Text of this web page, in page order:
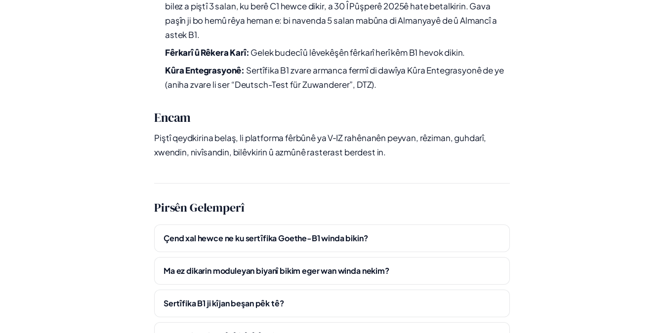
bilez a piştî 3 salan, ku berê C1 hewce dikir, a 30 Î Pûşperê 2025ê hate betalkirin. Gava
paşîn ji bo hemû rêya heman e: bi navenda 5 salan mabûna di Almanyayê de û Almancî a
astek B1.
Fêrkarî û Rêkera Karî: Gelek budecî û lêvekêşên fêrkarî herî kêm B1 hevok dikin.
Kûra Entegrasyonê: Sertîfika B1 zvare armanca fermî di dawîya Kûra Entegrasyonê de ye
(aniha zvare li ser “Deutsch-Test für Zuwanderer”, DTZ).
Encam
Piştî qeydkirina belaş, li platforma fêrbûnê ya V‑IZ rahênanên peyvan, rêziman, guhdarî,
xwendin, nivîsandin, bilêvkirin û azmûnê rasterast berdest in.
Pirsên Gelemperî
Çend xal hewce ne ku sertîfika Goethe-B1 winda bikin?
Ma ez dikarin moduleyan biyanî bikim eger wan winda nekim?
Sertîfika B1 ji kîjan beşan pêk tê?